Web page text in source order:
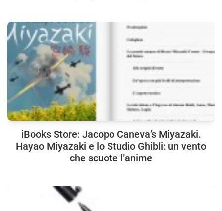
iBooks Store: Jacopo Caneva’s Miyazaki.
Hayao Miyazaki e lo Studio Ghibli: un vento
che scuote l’anime